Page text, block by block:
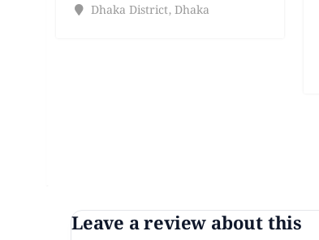
Dhaka District, Dhaka
Leave a review about this